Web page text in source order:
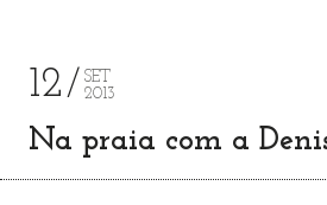
12
SET
2013
Na praia com a